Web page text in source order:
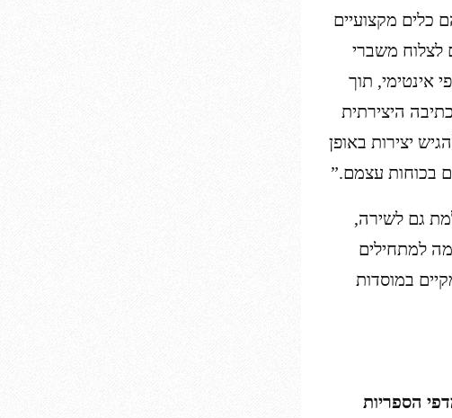
כלים מקצועיים
לצלוח משברי
אינטימי, תוך
היצירתית
יצירות באופן
בכוחות עצמם.”
גם לשירה,
למתחילים
במוסדות
הספריות